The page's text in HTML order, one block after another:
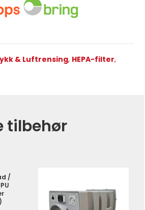
& Luftrensing, HEPA-filter,
tilbehør
/